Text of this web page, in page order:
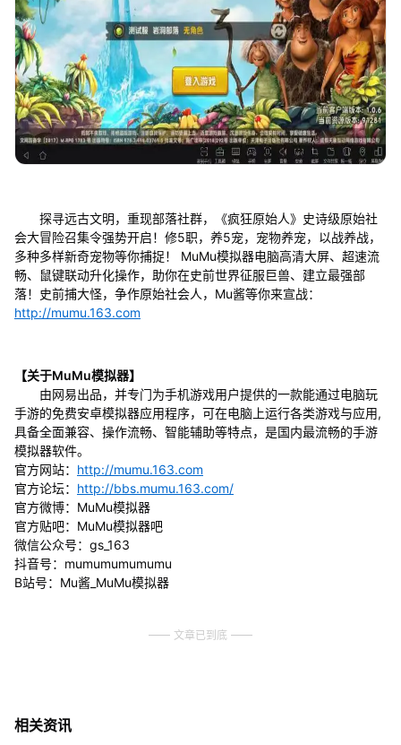
探寻远古文明，重现部落社群，《疯狂原始人》史诗级原始社
会大冒险召集令强势开启！修5职，养5宠，宠物养宠，以战养战，
多种多样新奇宠物等你捕捉！ MuMu模拟器电脑高清大屏、超速流
畅、鼠键联动升化操作，助你在史前世界征服巨兽、建立最强部
落！史前捕大怪，争作原始社会人，Mu酱等你来宣战：
http://mumu.163.com
【关于MuMu模拟器】
由网易出品，并专门为手机游戏用户提供的一款能通过电脑玩
手游的免费安卓模拟器应用程序，可在电脑上运行各类游戏与应用,
具备全面兼容、操作流畅、智能辅助等特点，是国内最流畅的手游
模拟器软件。
官方网站： http://mumu.163.com
官方论坛： http://bbs.mumu.163.com/
官方微博：MuMu模拟器
官方贴吧：MuMu模拟器吧
微信公众号：gs_163
抖音号：mumumumumumu
B站号：Mu酱_MuMu模拟器
文章已到底
相关资讯